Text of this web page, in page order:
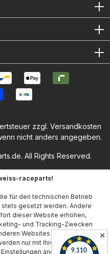
zzgl. Versandkosten
nicht anders angegeben.
All Rights Reserved.
raceparts!
für den technischen Betrieb
gesetzt werden. Andere
dieser Website erhöhen,
und Tracking-Zwecken
Websites und sozialen
nur mit Ihrer Zustimmung
ändern oder Ihr
✕